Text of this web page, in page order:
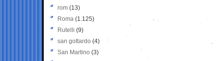
rom (13)
Roma (1.125)
Rutelli (9)
san gottardo (4)
San Martino (3)